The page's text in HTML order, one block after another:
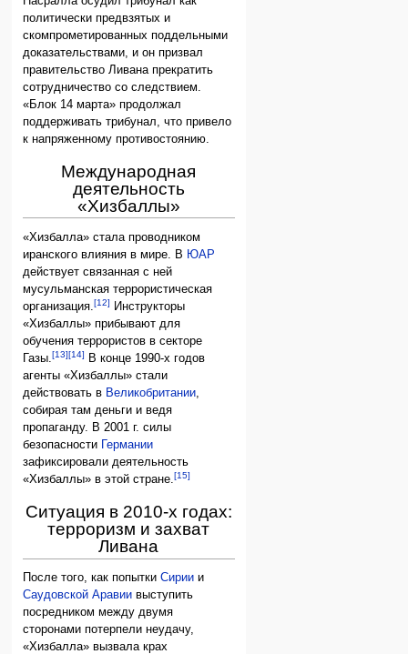
политически предвзятых и
скомпрометированных поддельными
доказательствами, и он призвал
правительство Ливана прекратить
сотрудничество со следствием.
«Блок 14 марта» продолжал
поддерживать трибунал, что привело
к напряженному противостоянию.
Международная
деятельность
«Хизбаллы»
«Хизбалла» стала проводником
иранского влияния в мире. В ЮАР
действует связанная с ней
мусульманская террористическая
организация.[12]
Инструкторы
«Хизбаллы» прибывают для
обучения террористов в секторе
Газы.[13][14]
В конце 1990-х годов
агенты «Хизбаллы» стали
действовать в Великобритании,
собирая там деньги и ведя
пропаганду. В 2001 г. силы
безопасности
Германии
зафиксировали деятельность
«Хизбаллы» в этой стране.[15]
Ситуация в 2010-х годах:
терроризм и захват
Ливана
После того, как попыткиСирии и
Саудовской Аравии выступить
посредником между двумя
сторонами потерпели неудачу,
«Хизбалла» вызвала крах